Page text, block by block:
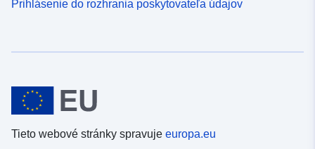
Prihlásenie do rozhrania poskytovateľa údajov
Tieto webové stránky spravuje europa.eu